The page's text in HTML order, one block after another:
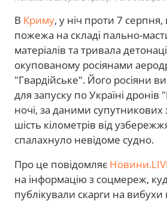
В Криму, у ніч проти 7
пожежа на складі пально-
матеріалів та тривала
окупованому росіянами
"Гвардійське". Його росіяни
для запуску по Україні дронів
ночі, за даними супутникових
шість кілометрів від
спалахнуло невідоме судно.
Про це повідомляє
на інформацію з соцмереж,
публікували скарги на